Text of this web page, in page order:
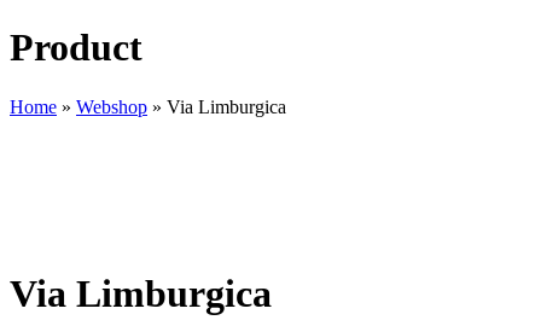
Product
Home » Webshop » Via Limburgica
Via Limburgica